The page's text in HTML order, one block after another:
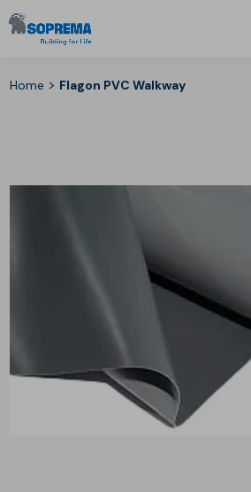
Home > Flagon PVC Walkway